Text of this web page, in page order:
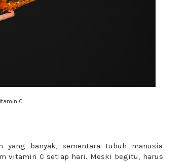
C
banyak, sementara tubuh manusia
vitamin C setiap hari. Meski begitu, harus